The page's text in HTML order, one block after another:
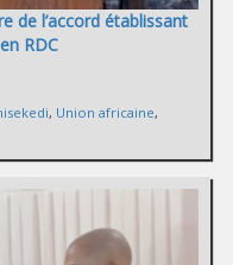
de l’accord établissant
RDC
, Union africaine,